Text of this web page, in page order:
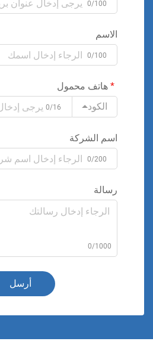
0/100
الاسم
0/100
هاتف محمول
الكود
0/16
اسم الشركة
0/200
رسالة
0/1000
أرسل